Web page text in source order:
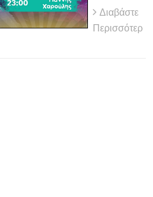
Διαβάστε
Περισσότερ